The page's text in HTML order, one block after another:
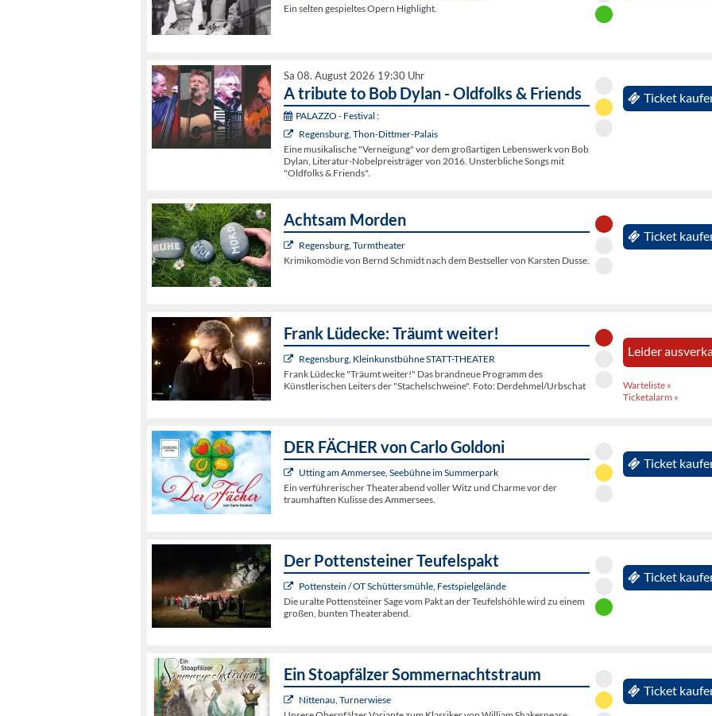
Ein selten gespieltes Opern Highlight.
Sa 08. August 2026 19:30 Uhr
A tribute to Bob Dylan - Oldfolks & Friends
PALAZZO - Festival :
Regensburg, Thon-Dittmer-Palais
Eine musikalische "Verneigung" vor dem großartigen Lebenswerk von Bob
Dylan, Literatur-Nobelpreisträger von 2016. Unsterbliche Songs mit
"Oldfolks & Friends".
Ticket
Achtsam Morden
Regensburg, Turmtheater
Krimikomödie von Bernd Schmidt nach dem Bestseller von Karsten Dusse.
Ticket
Frank Lüdecke: Träumt weiter!
Regensburg, Kleinkunstbühne STATT-THEATER
Frank Lüdecke "Träumt weiter!" Das brandneue Programm des
Künstlerischen Leiters der "Stachelschweine". Foto: Derdehmel/Urbschat
Leider
Warteliste »
Ticketalarm »
DER FÄCHER von Carlo Goldoni
Utting am Ammersee, Seebühne im Summerpark
Ein verführerischer Theaterabend voller Witz und Charme vor der
traumhaften Kulisse des Ammersees.
Ticket
Der Pottensteiner Teufelspakt
Pottenstein / OT Schüttersmühle, Festspielgelände
Die uralte Pottensteiner Sage vom Pakt an der Teufelshöhle wird zu einem
großen, bunten Theaterabend.
Ticket
Ein Stoapfälzer Sommernachtstraum
Nittenau, Turnerwiese
Ticket